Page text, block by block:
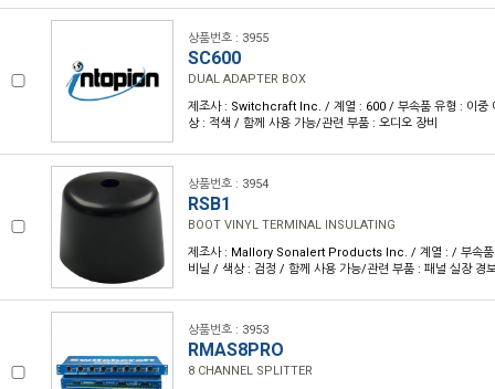
상품번호 : 3955
SC600
DUAL ADAPTER BOX
제조사 : Switchcraft Inc. / 계열 : 600 / 부속품 유형 : 이중
상 : 적색 / 함께 사용 가능/관련 부품 : 오디오 장비
상품번호 : 3954
RSB1
BOOT VINYL TERMINAL INSULATING
제조사 : Mallory Sonalert Products Inc. / 계열 : / 부속품
비닐 / 색상 : 검정 / 함께 사용 가능/관련 부품 : 패널 실장 경
상품번호 : 3953
RMAS8PRO
8 CHANNEL SPLITTER